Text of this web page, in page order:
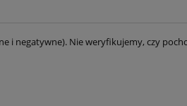
i negatywne). Nie weryfikujemy, czy